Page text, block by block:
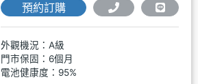
預約訂購
外觀機況：A級
門市保固：6個月
電池健康度：95%